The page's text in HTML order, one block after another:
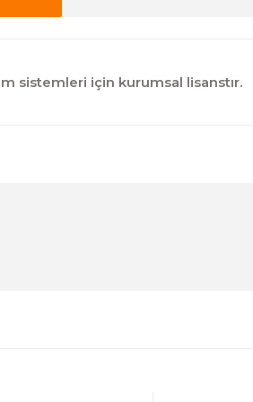
sistemleri için kurumsal lisanstır.